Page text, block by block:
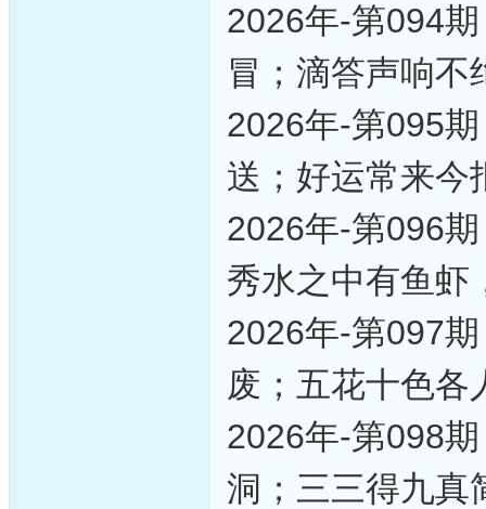
2026年-第094
冒；滴答声响不
2026年-第095
送；好运常来今
2026年-第096
秀水之中有鱼虾
2026年-第097
废；五花十色各
2026年-第098
洞；三三得九真